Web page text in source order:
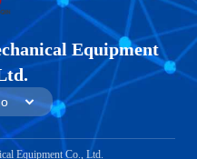
Equipment
Equipment Co., Ltd.